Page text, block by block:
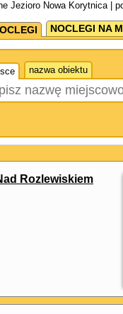
Jezioro Nowa Korytnica |
NOCLEGI NA
nazwa obiektu
Rozlewiskiem